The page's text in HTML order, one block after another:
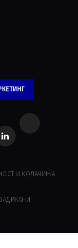
И КОЛАЧИЊА